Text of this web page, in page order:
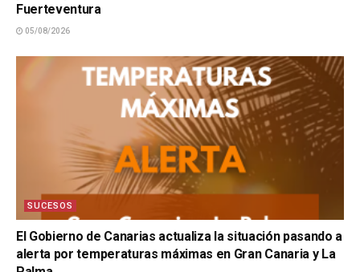
Fuerteventura
05/08/2026
SUCESOS
El Gobierno de Canarias actualiza la situación pasando a
alerta por temperaturas máximas en Gran Canaria y La